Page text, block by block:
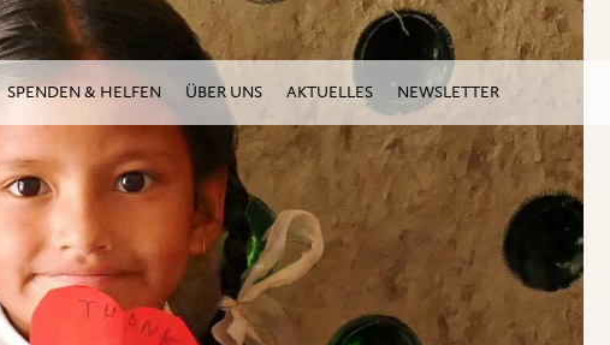
SPENDEN & HELFEN ÜBER UNS AKTUELLES NEWSLETTER